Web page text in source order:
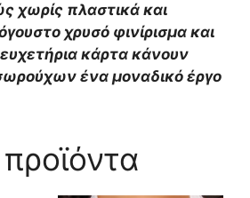
χωρίς πλαστικά και
χρυσό φινίρισμα και
κάρτα κάνουν
ένα μοναδικό έργο